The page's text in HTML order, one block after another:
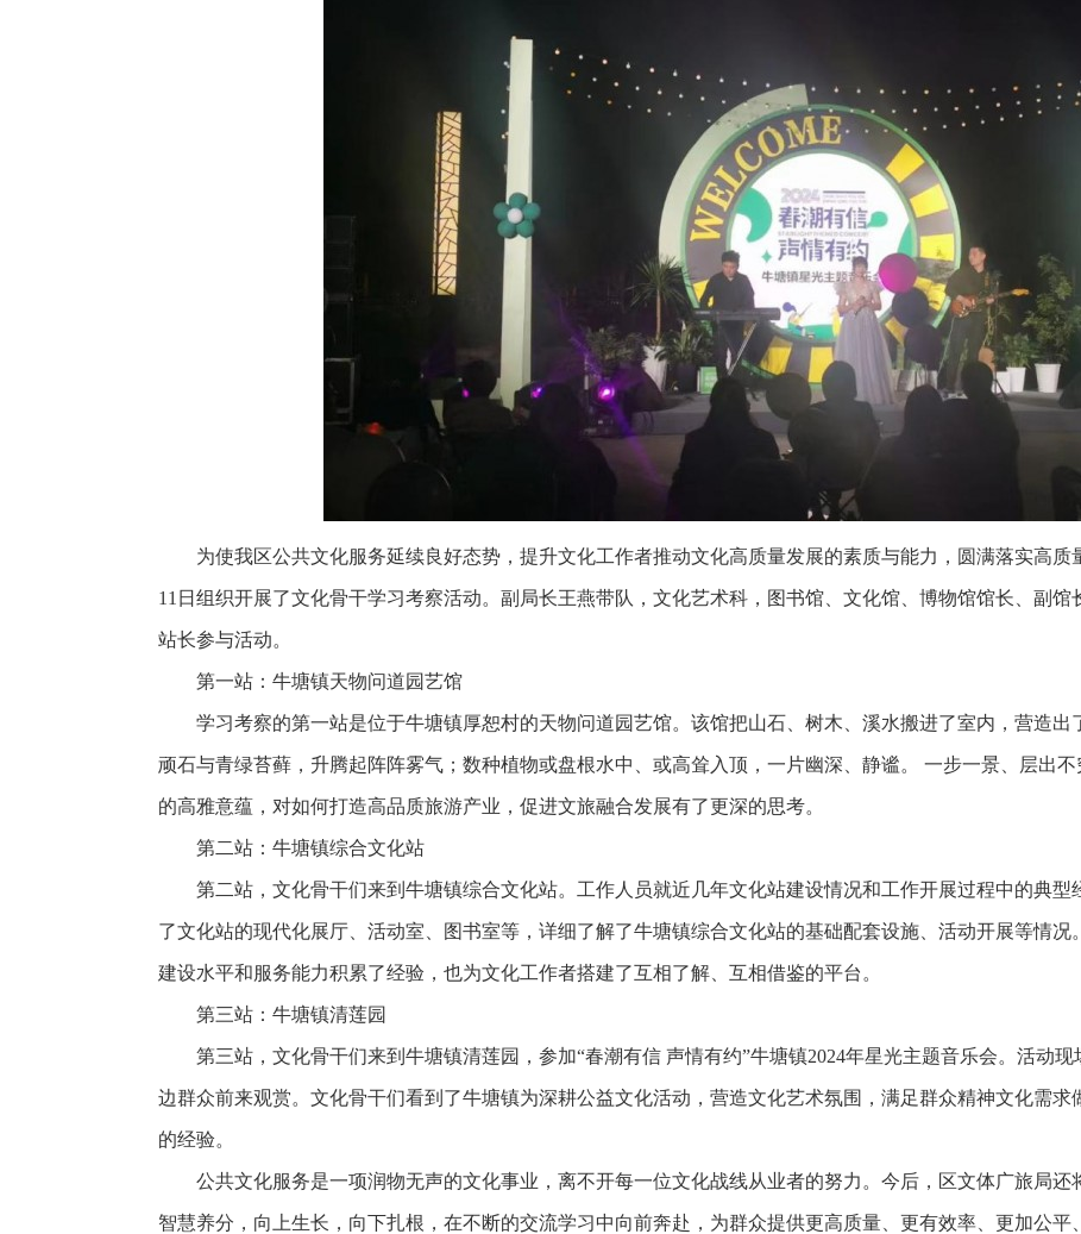
为使我区公共文化服务延续良好态势，提升文化工作者推动文化高质量发展的素质与能力，圆满落实高质
11日组织开展了文化骨干学习考察活动。副局长王燕带队，文化艺术科，图书馆、文化馆、博物馆馆长、副
站长参与活动。
第一站：牛塘镇天物问道园艺馆
学习考察的第一站是位于牛塘镇厚恕村的天物问道园艺馆。该馆把山石、树木、溪水搬进了室内，营造
顽石与青绿苔藓，升腾起阵阵雾气；数种植物或盘根水中、或高耸入顶，一片幽深、静谧。 一步一景、层出
的高雅意蕴，对如何打造高品质旅游产业，促进文旅融合发展有了更深的思考。
第二站：牛塘镇综合文化站
第二站，文化骨干们来到牛塘镇综合文化站。工作人员就近几年文化站建设情况和工作开展过程中的典
了文化站的现代化展厅、活动室、图书室等，详细了解了牛塘镇综合文化站的基础配套设施、活动开展等情
建设水平和服务能力积累了经验，也为文化工作者搭建了互相了解、互相借鉴的平台。
第三站：牛塘镇清莲园
第三站，文化骨干们来到牛塘镇清莲园，参加“春潮有信 声情有约”牛塘镇2024年星光主题音乐会。活动
边群众前来观赏。文化骨干们看到了牛塘镇为深耕公益文化活动，营造文化艺术氛围，满足群众精神文化需
的经验。
公共文化服务是一项润物无声的文化事业，离不开每一位文化战线从业者的努力。今后，区文体广旅局
智慧养分，向上生长，向下扎根，在不断的交流学习中向前奔赴，为群众提供更高质量、更有效率、更加公